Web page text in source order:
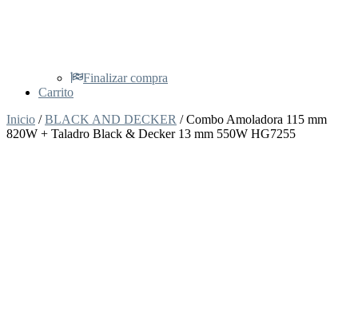
Finalizar compra
Carrito
Inicio /BLACK AND DECKER / Combo Amoladora 115 mm
820W + Taladro Black & Decker 13 mm 550W HG7255